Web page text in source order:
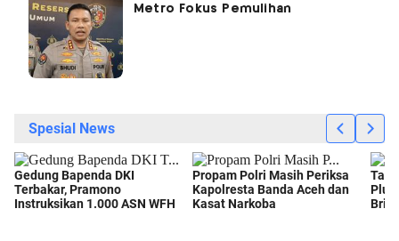
Metro Fokus Pemulihan